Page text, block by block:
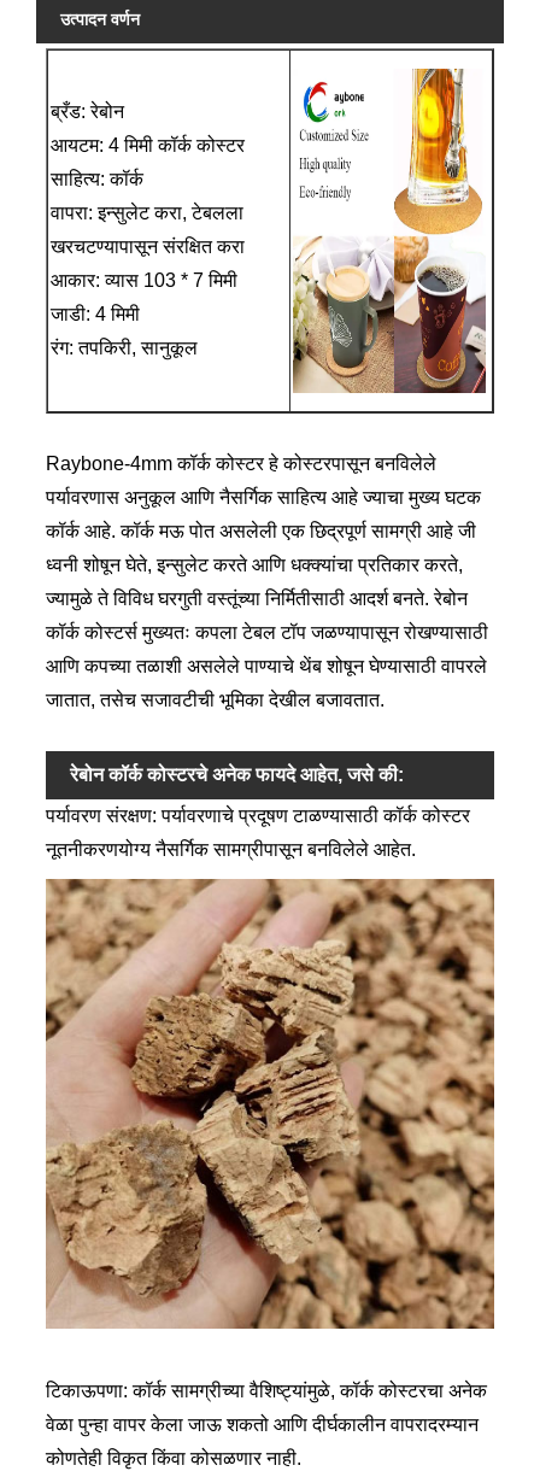
उत्पादन वर्णन
ब्रँड: रेबोन
आयटम: 4 मिमी कॉर्क कोस्टर
साहित्य: कॉर्क
वापरा: इन्सुलेट करा, टेबलला
खरचटण्यापासून संरक्षित करा
आकार: व्यास 103 * 7 मिमी
जाडी: 4 मिमी
रंग: तपकिरी, सानुकूल
Raybone-4mm कॉर्क कोस्टर हे कोस्टरपासून बनविलेले
पर्यावरणास अनुकूल आणि नैसर्गिक साहित्य आहे ज्याचा मुख्य घटक
कॉर्क आहे. कॉर्क मऊ पोत असलेली एक छिद्रपूर्ण सामग्री आहे जी
ध्वनी शोषून घेते, इन्सुलेट करते आणि धक्क्यांचा प्रतिकार करते,
ज्यामुळे ते विविध घरगुती वस्तूंच्या निर्मितीसाठी आदर्श बनते. रेबोन
कॉर्क कोस्टर्स मुख्यतः कपला टेबल टॉप जळण्यापासून रोखण्यासाठी
आणि कपच्या तळाशी असलेले पाण्याचे थेंब शोषून घेण्यासाठी वापरले
जातात, तसेच सजावटीची भूमिका देखील बजावतात.
रेबोन कॉर्क कोस्टरचे अनेक फायदे आहेत, जसे की:
पर्यावरण संरक्षण: पर्यावरणाचे प्रदूषण टाळण्यासाठी कॉर्क कोस्टर
नूतनीकरणयोग्य नैसर्गिक सामग्रीपासून बनविलेले आहेत.
टिकाऊपणा: कॉर्क सामग्रीच्या वैशिष्ट्यांमुळे, कॉर्क कोस्टरचा अनेक
वेळा पुन्हा वापर केला जाऊ शकतो आणि दीर्घकालीन वापरादरम्यान
कोणतेही विकृत किंवा कोसळणार नाही.